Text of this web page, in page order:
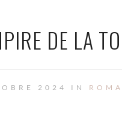
DE LA
2024 IN